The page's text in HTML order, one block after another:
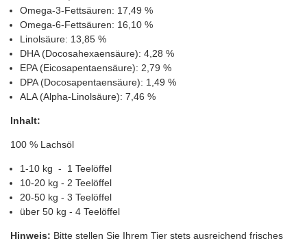
Omega-3-Fettsäuren: 17,49 %
Omega-6-Fettsäuren: 16,10 %
Linolsäure: 13,85 %
DHA (Docosahexaensäure): 4,28 %
EPA (Eicosapentaensäure): 2,79 %
DPA (Docosapentaensäure): 1,49 %
ALA (Alpha-Linolsäure): 7,46 %
Inhalt:
100 % Lachsöl
1-10 kg - 1 Teelöffel
10-20 kg - 2 Teelöffel
20-50 kg - 3 Teelöffel
über 50 kg - 4 Teelöffel
Hinweis: Bitte stellen Sie Ihrem Tier stets ausreichend frisches